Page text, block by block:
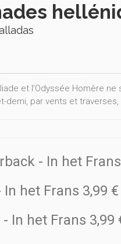
et l’Odyssée Homère
demi, par vents et
- In het Frans
In het Frans 3,99 €
- In het Frans 3,99